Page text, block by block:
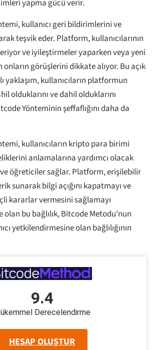
yapma gücü verir.
kullanıcı geri bildirimlerini ve
teşvik eder. Platform, kullanıcılarının
ve iyileştirmeler yaparken veya yeni
görüşlerini dikkate alıyor. Bu açık
yaklaşım, kullanıcıların platformun
olduklarını ve dahil olduklarını
Yönteminin şeffaflığını daha da
kullanıcıların kripto para birimi
anlamalarına yardımcı olacak
öğreticiler sağlar. Platform, erişilebilir
sunarak bilgi açığını kapatmayı ve
kararlar vermesini sağlamayı
olan bu bağlılık, Bitcode Metodu'nun
yetkilendirmesine olan bağlılığının
9.4
Derecelendirme
HESAP OLUŞTUR